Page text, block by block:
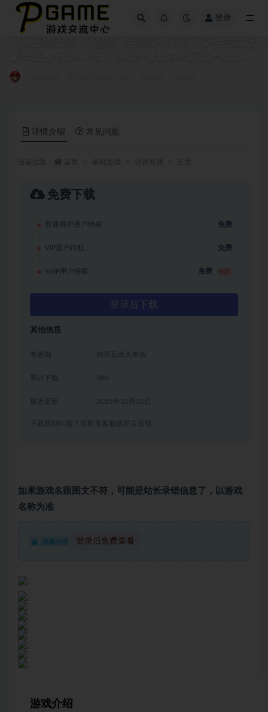
登录
柄[51.1 GB][百度网盘]
详情介绍 常见问题
免费下载
普通用户用户特权： 免费
VIP用户特权： 免费
SVIP用户特权： 免费
登录后下载
其他信息
有效期 购买后永久有效
累计下载 380
2025年10月02日
下载遇到问题？可联系客服或留言反馈
如果游戏名跟图文不符，可能是站长录错信息了，以游戏
名称为准
隐藏内容 登录后免费查看
游戏介绍
全部